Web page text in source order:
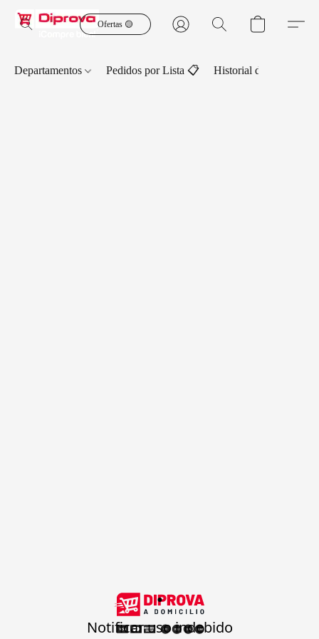
Ofertas 🟡
Departamentos Pedidos por Lista 📋 Historial de Pedidos
.
Notificar uso indebido